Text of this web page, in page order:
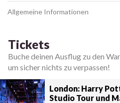
Allgemeine Informationen
Tickets
Buche deinen Ausflug zu den
um sicher nichts zu verpassen!
London: Harry
Studio Tour und